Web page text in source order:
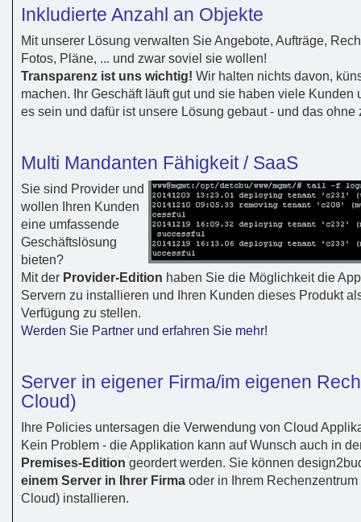
Inkludierte Anzahl an Objekte
Mit unserer Lösung verwalten Sie Angebote, Aufträge,
Fotos, Pläne, ... und zwar soviel sie wollen!
Transparenz ist uns wichtig! Wir halten nichts davon,
machen. Ihr Geschäft läuft gut und sie haben viele
es sein und dafür ist unsere Lösung gebaut - und das ohne
Multi Mandanten Fähigkeit / SaaS
Sie sind Provider und
wollen Ihren Kunden
eine umfassende
Geschäftslösung
bieten?
Mit der Provider-Edition haben Sie die Möglichkeit die
Servern zu installieren und Ihren Kunden dieses Produkt
Verfügung zu stellen.
Werden Sie Partner und erfahren Sie mehr!
Server in eigener Firma/im eigenen
Cloud)
Ihre Policies untersagen die Verwendung von Cloud
Kein Problem - die Applikation kann auf Wunsch auch in
Premises-Edition geordert werden. Sie können
einem Server in Ihrer Firma oder in Ihrem Rechenzentrum
Cloud) installieren.